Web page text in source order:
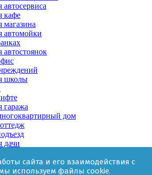
сайта и его взаимодействия с
используем файлы cookie.
автосервиса
кафе
магазина
автомойки
автостоянок
школы
гаража
дом
дачи